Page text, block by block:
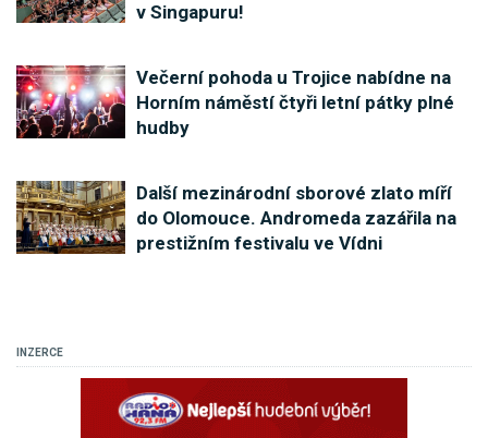
v Singapuru!
Večerní pohoda u Trojice nabídne na
Horním náměstí čtyři letní pátky plné
hudby
Další mezinárodní sborové zlato míří
do Olomouce. Andromeda zazářila na
prestižním festivalu ve Vídni
INZERCE